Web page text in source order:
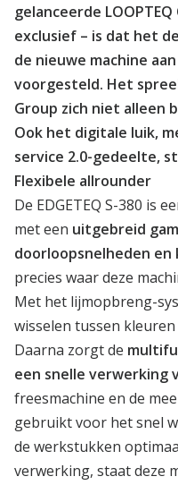
gelanceerde
exclusief – is dat het
de nieuwe machine
voorgesteld. Het
Group zich niet alleen
Ook het digitale luik,
service 2.0-gedeelte,
Flexibele allrounder
De EDGETEQ S-380 is
met een uitgebreid
doorloopsnelheden
precies waar deze
Met het lijmopbreng-
wisselen tussen
Daarna zorgt de
een snelle verwerking
freesmachine en de
gebruikt voor het snel
de werkstukken
verwerking, staat deze